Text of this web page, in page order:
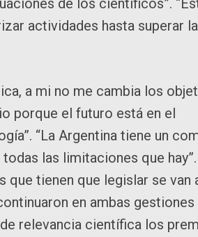
actividades hasta superar
a mi no me cambia los
porque el futuro está en el
“La Argentina tiene un
las limitaciones que hay”.
tienen que legislar se van
en ambas gestiones
relevancia científica los